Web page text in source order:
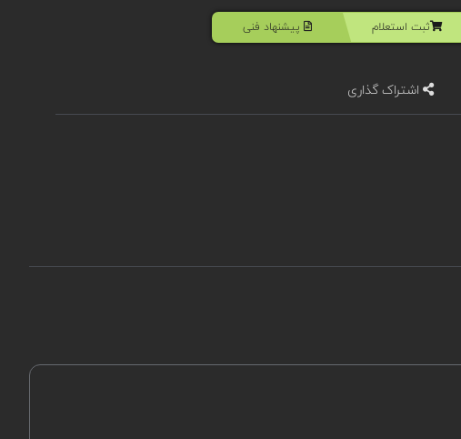
ثبت استعلام پیشنهاد فنی
اشتراک گذاری